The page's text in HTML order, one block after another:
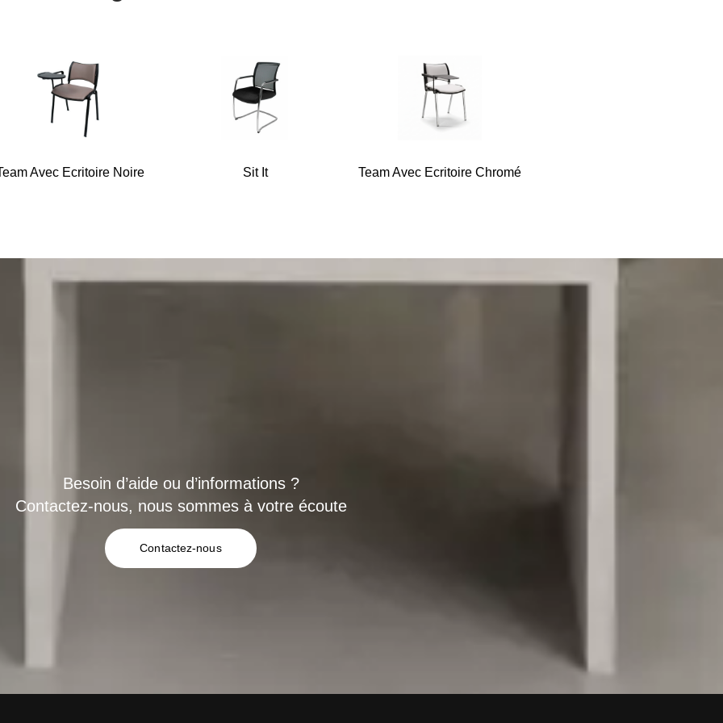
Avec Ecritoire Noire Sit It Team Avec Ecritoire Chromé
Besoin d’aide ou d’informations ?
Contactez-nous, nous sommes à votre écoute
Contactez-nous